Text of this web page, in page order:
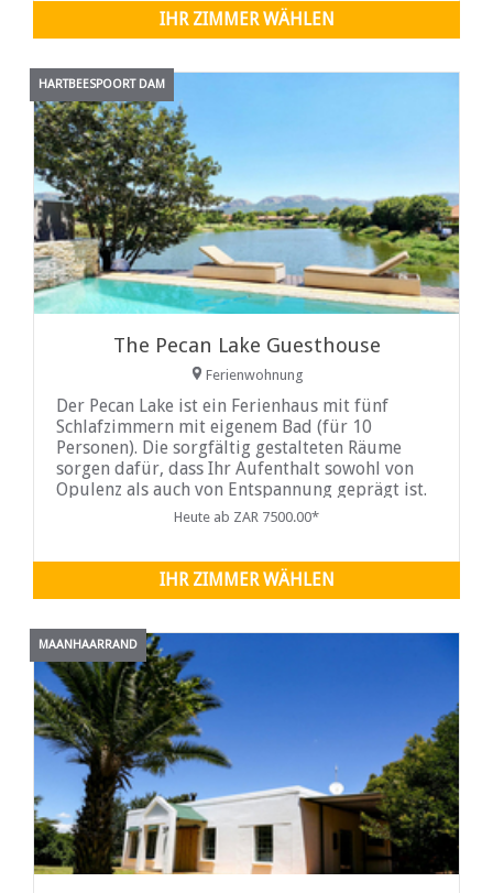
IHR ZIMMER WÄHLEN
HARTBEESPOORT DAM
The Pecan Lake Guesthouse
Ferienwohnung
Der Pecan Lake ist ein Ferienhaus mit fünf
Schlafzimmern mit eigenem Bad (für 10
Personen). Die sorgfältig gestalteten Räume
sorgen dafür, dass Ihr Aufenthalt sowohl von
Opulenz als auch von Entspannung geprägt ist.
Der Wohnbereich öffnet sich zur Terrasse mit
ausgestattete Küche lässt Ihnen die Freiheit,
Ihre
Heute ab ZAR 7500.00*
IHR ZIMMER WÄHLEN
MAANHAARRAND